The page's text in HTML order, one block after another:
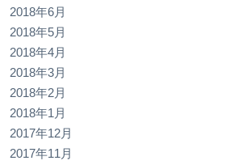
2018年6月
2018年5月
2018年4月
2018年3月
2018年2月
2018年1月
2017年12月
2017年11月